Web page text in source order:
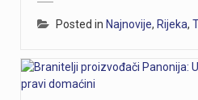
Posted in Najnovije, Rijeka,